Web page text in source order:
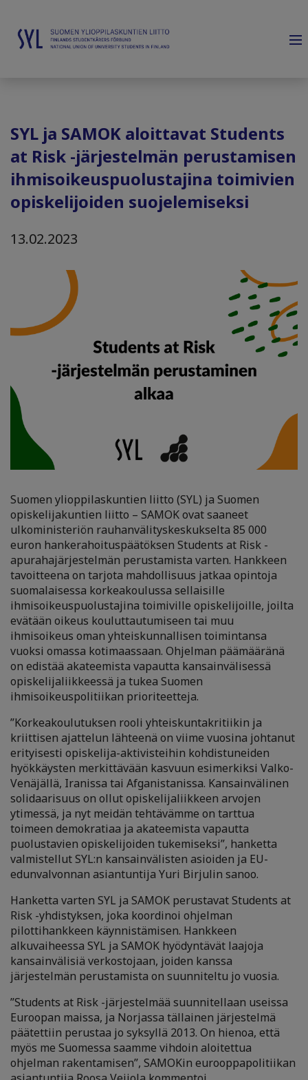
SYL ja SAMOK aloittavat Students
at Risk -järjestelmän perustamisen
ihmisoikeuspuolustajina toimivien
opiskelijoiden suojelemiseksi
13.02.2023
Suomen ylioppilaskuntien liitto (SYL) ja Suomen
opiskelijakuntien liitto – SAMOK ovat saaneet
ulkoministeriön rauhanvälityskeskukselta 85 000
euron hankerahoituspäätöksen Students at Risk -
apurahajärjestelmän perustamista varten. Hankkeen
tavoitteena on tarjota mahdollisuus jatkaa opintoja
suomalaisessa korkeakoulussa sellaisille
ihmisoikeuspuolustajina toimiville opiskelijoille, joilta
evätään oikeus kouluttautumiseen tai muu
ihmisoikeus oman yhteiskunnallisen toimintansa
vuoksi omassa kotimaassaan. Ohjelman päämääränä
on edistää akateemista vapautta kansainvälisessä
opiskelijaliikkeessä ja tukea Suomen
ihmisoikeuspolitiikan prioriteetteja.
”Korkeakoulutuksen rooli yhteiskuntakritiikin ja
kriittisen ajattelun lähteenä on viime vuosina johtanut
erityisesti opiskelija-aktivisteihin kohdistuneiden
hyökkäysten merkittävään kasvuun esimerkiksi Valko-
Venäjällä, Iranissa tai Afganistanissa. Kansainvälinen
solidaarisuus on ollut opiskelijaliikkeen arvojen
ytimessä, ja nyt meidän tehtävämme on tarttua
toimeen demokratiaa ja akateemista vapautta
puolustavien opiskelijoiden tukemiseksi”, hanketta
valmistellut SYL:n kansainvälisten asioiden ja EU-
edunvalvonnan asiantuntija Yuri Birjulin sanoo.
Hanketta varten SYL ja SAMOK perustavat Students at
Risk -yhdistyksen, joka koordinoi ohjelman
pilottihankkeen käynnistämisen. Hankkeen
alkuvaiheessa SYL ja SAMOK hyödyntävät laajoja
kansainvälisiä verkostojaan, joiden kanssa
järjestelmän perustamista on suunniteltu jo vuosia.
”Students at Risk -järjestelmää suunnitellaan useissa
Euroopan maissa, ja Norjassa tällainen järjestelmä
päätettiin perustaa jo syksyllä 2013. On hienoa, että
myös me Suomessa saamme vihdoin aloitettua
ohjelman rakentamisen”, SAMOKin eurooppapolitiikan